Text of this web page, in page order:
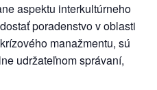
aspektu interkultúrneho
poradenstvo v oblasti
manažmentu, sú
udržateľnom správaní,